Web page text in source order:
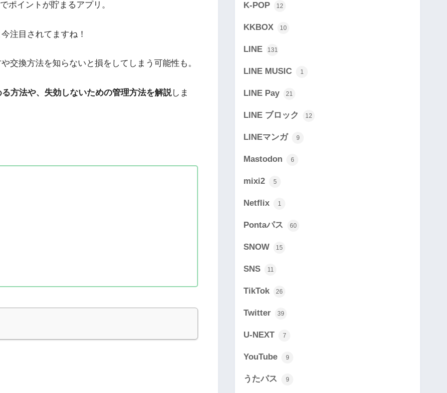
ポイントが貯まるアプリ。
注目されてますね！
交換方法を知らないと損をしてしまう可能性も。
方法や、失効しないための管理方法を解説しま
K-POP 12
KKBOX 10
LINE 131
LINE MUSIC 1
LINE Pay 21
LINE ブロック 12
LINEマンガ 9
Mastodon 6
mixi2 5
Netflix 1
Pontaパス 60
SNOW 15
SNS 11
TikTok 26
Twitter 39
U-NEXT 7
YouTube 9
うたパス 9